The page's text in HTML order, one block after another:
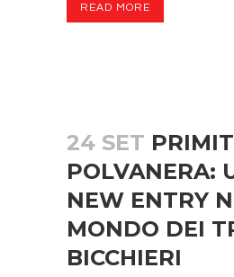
READ MORE
24 SET
POLVANERA:
NEW ENTRY
MONDO DEI
BICCHIERI